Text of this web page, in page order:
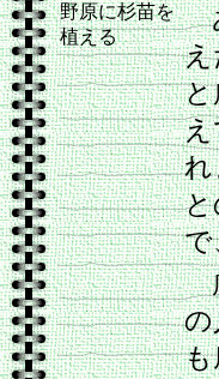
野原に杉苗を
植える
え
と
え
れ
と
で
の
も